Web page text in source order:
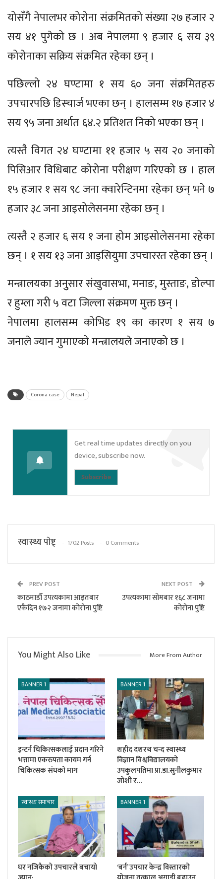
योसँगै नेपालभर कोरोना संक्रमितको संख्या २७ हजार २
सय ४१ पुगेको छ । अब नेपालमा ९ हजार ६ सय ३९
कोरोनाका सक्रिय संक्रमित रहेका छन् ।
पछिल्लो २४ घण्टामा १ सय ६० जना संक्रमितहरु
उपचारपछि डिस्चार्ज भएका छन् । हालसम्म १७ हजार ४
सय ९५ जना अर्थात ६४.२ प्रतिशत निको भएका छन् ।
त्यस्तै विगत २४ घण्टामा ११ हजार ५ सय २० जनाको
पिसिआर विधिबाट कोरोना परीक्षण गरिएको छ । हाल
१५ हजार १ सय ९८ जना क्वारेन्टिनमा रहेका छन् भने ७
हजार ३८ जना आइसोलेसनमा रहेका छन् ।
त्यस्तै २ हजार ६ सय १ जना होम आइसोलेसनमा रहेका
छन् । १ सय १३ जना आइसियुमा उपचाररत रहेका छन् ।
मन्त्रालयका अनुुसार संखुवासभा, मनाङ, मुस्ताङ, डोल्पा
र हुम्ला गरी ५ वटा जिल्ला संक्रमण मुक्त छन् ।
नेपालमा हालसम्म कोभिड १९ का कारण १ सय ७
जनाले ज्यान गुमाएको मन्त्रालयले जनाएको छ ।
Corona case Nepal
Get real time updates directly on you
device, subscribe now.
Subscribe
स्वास्थ्य पाेष्ट् 1702 Posts 0 Comments
PREV POST
काठमाडौँ उपत्यकामा आइतबार
एकैदिन १७२ जनामा कोरोना पुष्टि
NEXT POST
उपत्यकामा सोमबार १६८ जनामा
कोरोना पुष्टि
You Might Also Like More From Author
BANNER 1
इन्टर्न चिकित्सकलाई प्रदान गरिने
भत्तामा एकरुपता कायम गर्न
चिकित्सक संघको माग
BANNER 1
शहीद दशरथ चन्द स्वास्थ्य
विज्ञान विश्वविद्यालयको
उपकुलपतिमा प्रा.डा.सुनीलकुमार
जोशी र…
स्वास्थ्य समाचार
घर नजिकैको उपचारले बचायो
BANNER 1
‘बर्न’ उपचार केन्द्र विस्तारको